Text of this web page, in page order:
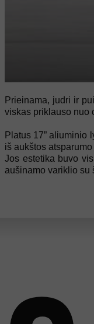
Prieinama, judri ir
viskas priklauso nuo
Platus 17” aliuminio
iš aukštos
Jos estetika buvo
aušinamo variklio su